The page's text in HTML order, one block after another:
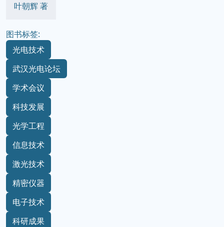
叶朝辉 著
图书标签:
光电技术
武汉光电论坛
学术会议
科技发展
光学工程
信息技术
激光技术
精密仪器
电子技术
科研成果